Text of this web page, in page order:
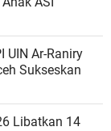
UIN Ar-Raniry
Sukseskan
Libatkan 14